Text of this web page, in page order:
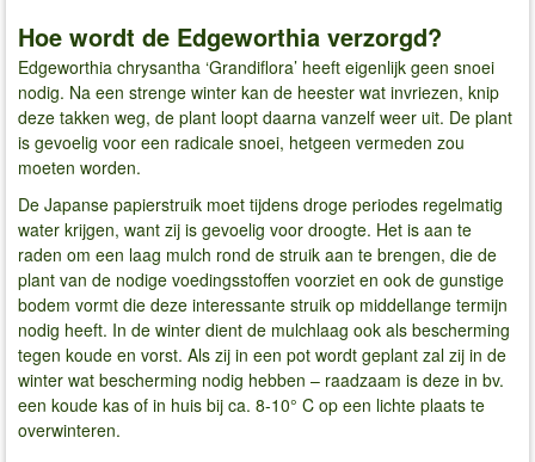
Hoe wordt de Edgeworthia verzorgd?
Edgeworthia chrysantha ‘Grandiflora’ heeft eigenlijk geen snoei
nodig. Na een strenge winter kan de heester wat invriezen, knip
deze takken weg, de plant loopt daarna vanzelf weer uit. De plant
is gevoelig voor een radicale snoei, hetgeen vermeden zou
moeten worden.
De Japanse papierstruik moet tijdens droge periodes regelmatig
water krijgen, want zij is gevoelig voor droogte. Het is aan te
raden om een laag mulch rond de struik aan te brengen, die de
plant van de nodige voedingsstoffen voorziet en ook de gunstige
bodem vormt die deze interessante struik op middellange termijn
nodig heeft. In de winter dient de mulchlaag ook als bescherming
tegen koude en vorst. Als zij in een pot wordt geplant zal zij in de
winter wat bescherming nodig hebben – raadzaam is deze in bv.
een koude kas of in huis bij ca. 8-10° C op een lichte plaats te
overwinteren.